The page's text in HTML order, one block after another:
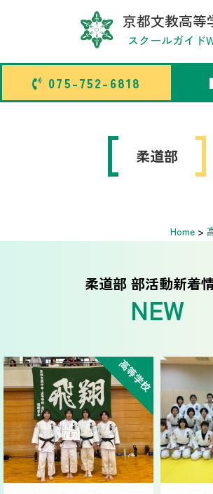
075-752-6818
卒業生メッセージ
京都文教高等
スクールガイド
075-752-6818
柔道部
judo
Home >
柔道部 部活動新着
高等学校